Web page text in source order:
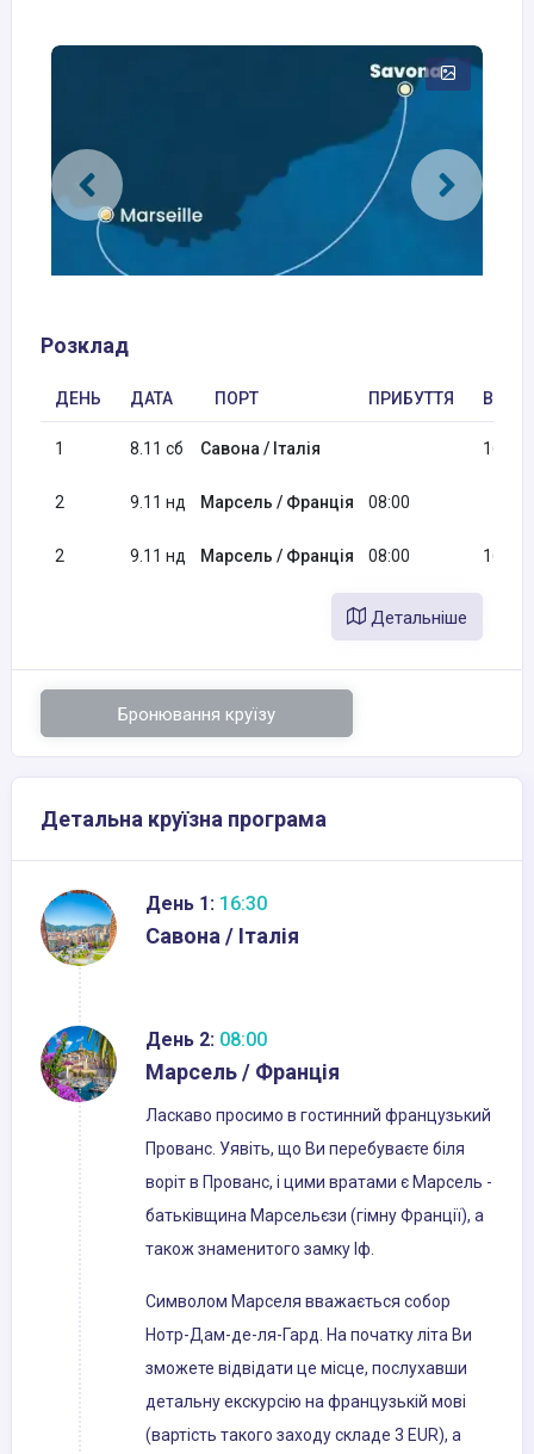
Розклад
ДЕНЬ ДАТА ПОРТ ПРИБУТТЯ
1 8.11 сб Савона / Італія 16:30
2 9.11 нд Марсель / Франція 08:00
2 9.11 нд Марсель / Франція 08:00 16:30
Детальніше
Бронювання круїзу
Детальна круїзна програма
День 1: 16:30
Савона / Італія
День 2: 08:00
Марсель / Франція
Ласкаво просимо в гостинний французький
Прованс. Уявіть, що Ви перебуваєте біля
воріт в Прованс, і цими вратами є Марсель -
батьківщина Марсельєзи (гімну Франції), а
також знаменитого замку Іф.
Символом Марселя вважається собор
Нотр-Дам-де-ля-Гард. На початку літа Ви
зможете відвідати це місце, послухавши
детальну екскурсію на французькій мові
(вартість такого заходу складе 3 EUR), а